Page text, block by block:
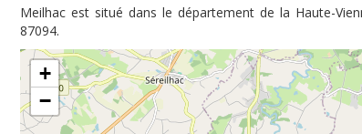
Meilhac est situé dans le département de la Haute-
87094.
+
−